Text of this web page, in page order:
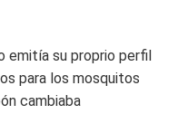
emitía su proprio perfil
para los mosquitos
cambiaba